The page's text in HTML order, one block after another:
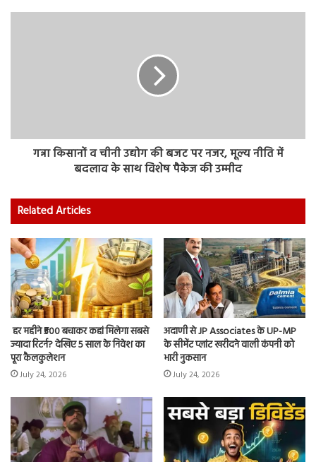
गन्ना किसानों व चीनी उद्योग की बजट पर नजर, मूल्य नीति में
बदलाव के साथ विशेष पैकेज की उम्मीद
Related Articles
हर महीने ₹500 बचाकर कहां मिलेगा सबसे
ज्यादा रिटर्न? देखिए 5 साल के निवेश का
पूरा कैलकुलेशन
July 24, 2026
अदाणी से JP Associates के UP-MP
के सीमेंट प्लांट खरीदने वाली कंपनी को
भारी नुकसान
July 24, 2026